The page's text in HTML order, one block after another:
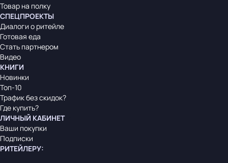
Товар на полку
СПЕЦПРОЕКТЫ
Диалоги о ритейле
Готовая еда
Стать партнером
Видео
КНИГИ
Новинки
Топ-10
Трафик без скидок?
Где купить?
ЛИЧНЫЙ КАБИНЕТ
Ваши покупки
Подписки
РИТЕЙЛЕРУ: